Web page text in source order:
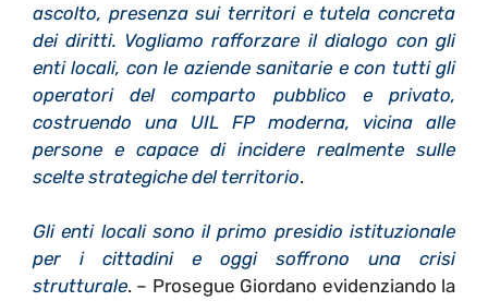
ascolto, presenza sui territori e tutela concreta
dei diritti. Vogliamo rafforzare il dialogo con gli
enti locali, con le aziende sanitarie e con tutti gli
operatori del comparto pubblico e privato,
costruendo una UIL FP moderna, vicina alle
persone e capace di incidere realmente sulle
scelte strategiche del territorio.
Gli enti locali sono il primo presidio istituzionale
per i cittadini e oggi soffrono una crisi
strutturale. – Prosegue Giordano evidenziando la